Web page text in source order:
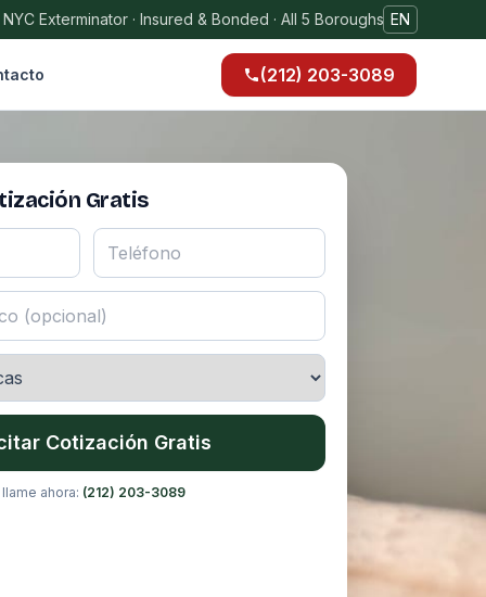
Exterminator · Insured & Bonded · All 5 Boroughs EN
(212) 203-3089
Gratis
Cotización Gratis
llame ahora: (212) 203-3089